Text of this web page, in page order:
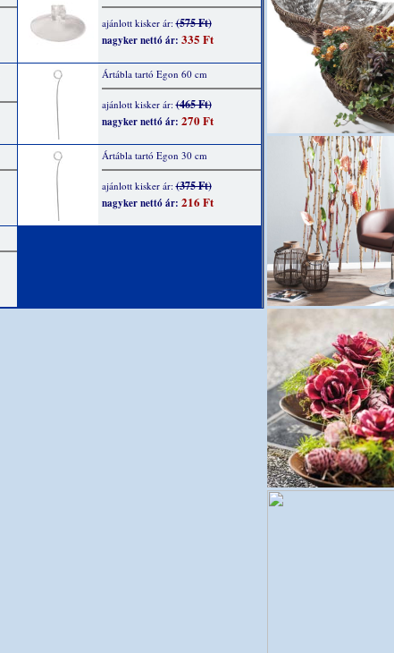
ajánlott kisker ár:(575 Ft)
nagyker nettó ár: 335 Ft
Ártábla tartó Egon 60 cm
ajánlott kisker ár:(465 Ft)
nagyker nettó ár: 270 Ft
Ártábla tartó Egon 30 cm
ajánlott kisker ár:(375 Ft)
nagyker nettó ár: 216 Ft